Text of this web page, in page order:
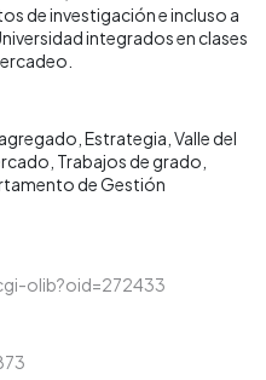
de investigación e incluso a
integrados en clases
Estrategia Valle del
Trabajos de grado
de Gestión
olib?oid=272433